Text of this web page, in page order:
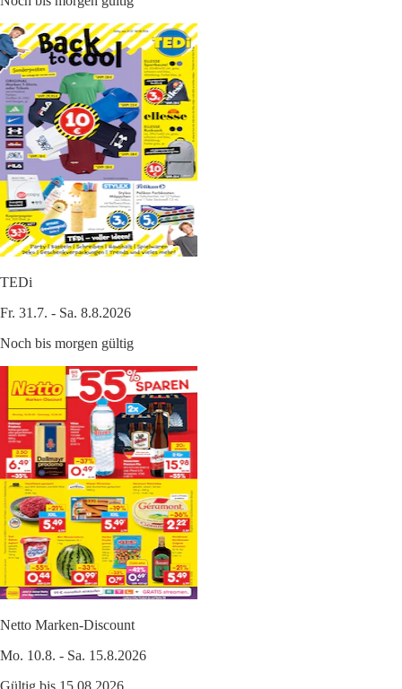
TEDi
Fr. 31.7. - Sa. 8.8.2026
Noch bis morgen gültig
Netto Marken-Discount
Mo. 10.8. - Sa. 15.8.2026
Gültig bis 15.08.2026